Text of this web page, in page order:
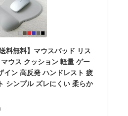
料無料】マウスパッド リス
ウス クッション 軽量 ゲー
イン 高反発 ハンドレスト 疲
シンプル ズレにくい 柔らか